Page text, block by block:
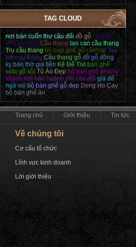
TAG CLOUD
nơi bán cuốn thư câu đối đồ gỗ bộ bàn
ghế gỗ mun Cầu thang lan can cầu thang
Trụ cầu thang bộ bàn ghế gỗ cẩm lai Tay
vịn càu thang Cầu thang gỗ đồ gỗ đồng
kỵ bàn thờ gia tiên Kệ Để Tivi bàn ghế
sofa gỗ sồi Tủ Áo Đẹp bộ bàn ghế phòng
khách nơi bán hoành phi câu đối giá để
ngà voi bộ bàn ghế gỗ đẹp Dong Ho Cay
bộ bàn ghế ăn
Trang chủ Giới thiệu Tin tức
Về chúng tôi
Cơ cấu tổ chức
Lĩnh vực kinh doanh
Lời giới thiệu